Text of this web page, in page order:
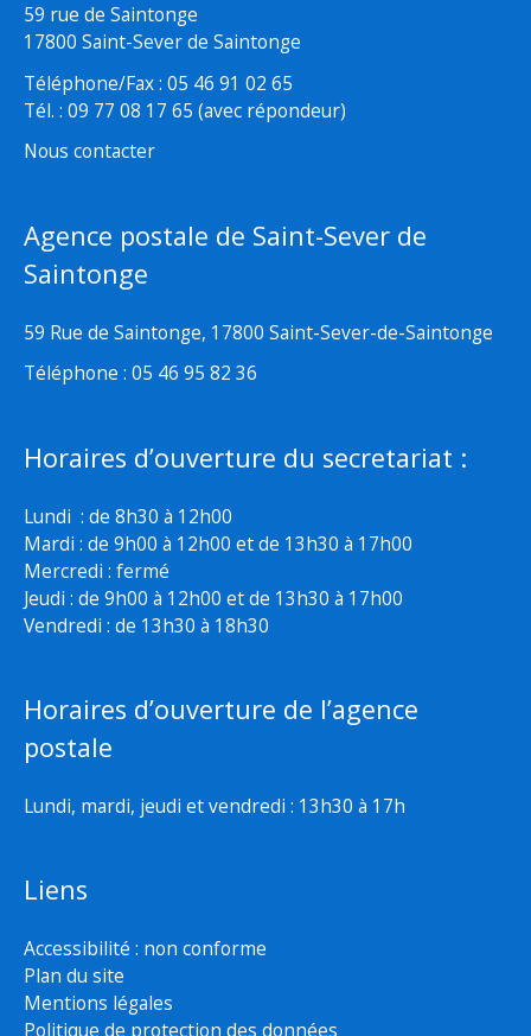
59 rue de Saintonge
17800 Saint-Sever de Saintonge
Téléphone/Fax : 05 46 91 02 65
Tél. : 09 77 08 17 65 (avec répondeur)
Nous contacter
Agence postale de Saint-Sever de
Saintonge
59 Rue de Saintonge, 17800 Saint-Sever-de-Saintonge
Téléphone : 05 46 95 82 36
Horaires d’ouverture du secretariat :
Lundi : de 8h30 à 12h00
Mardi : de 9h00 à 12h00 et de 13h30 à 17h00
Mercredi : fermé
Jeudi : de 9h00 à 12h00 et de 13h30 à 17h00
Vendredi : de 13h30 à 18h30
Horaires d’ouverture de l’agence
postale
Lundi, mardi, jeudi et vendredi : 13h30 à 17h
Liens
Accessibilité : non conforme
Plan du site
Mentions légales
Politique de protection des données